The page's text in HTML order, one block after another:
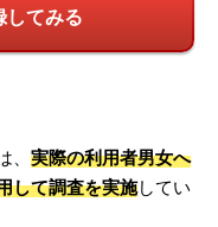
てみる
、 実際の利用者男女へ
して調査を実施してい